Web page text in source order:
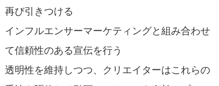
再び引きつける
インフルエンサーマーケティングと組み合わせ
て信頼性のある宣伝を行う
透明性を維持しつつ、クリエイターはこれらの